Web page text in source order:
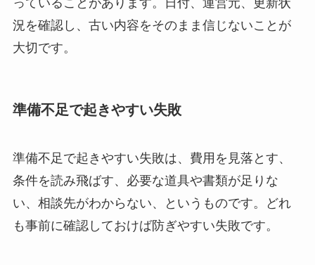
況を確認し、古い内容をそのまま信じないことが
大切です。
準備不足で起きやすい失敗
準備不足で起きやすい失敗は、費用を見落とす、
条件を読み飛ばす、必要な道具や書類が足りな
い、相談先がわからない、というものです。どれ
も事前に確認しておけば防ぎやすい失敗です。